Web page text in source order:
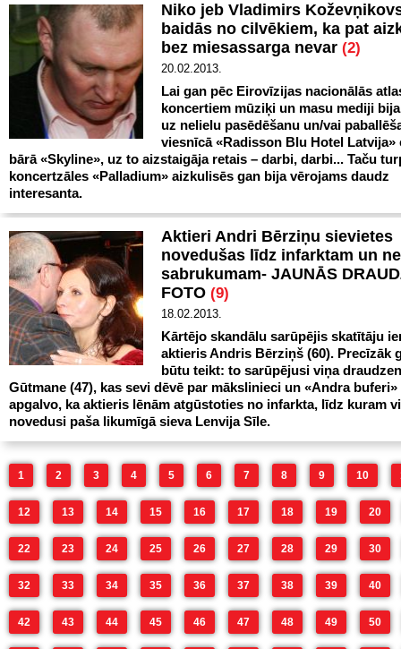
Niko jeb Vladimirs
baidās no cilvēkiem, ka pat
bez miesassarga nevar (2)
20.02.2013.
Lai gan pēc Eirovīzijas nacionālās
koncertiem mūziķi un masu mediji
uz nelielu pasēdēšanu un/vai
viesnīcā «Radisson Blu Hotel Latvija»
bārā «Skyline», uz to aizstaigāja retais – darbi, darbi... Taču
koncertzāles «Palladium» aizkulisēs gan bija vērojams daudz
interesanta.
Aktieri Andri Bērziņu sievietes
novedušas līdz infarktam un
sabrukumam- JAUNĀS
FOTO (9)
18.02.2013.
Kārtējo skandālu sarūpējis skatītāju
aktieris Andris Bērziņš (60). Precīzāk
būtu teikt: to sarūpējusi viņa
Gūtmane (47), kas sevi dēvē par mākslinieci un «Andra buferi»
apgalvo, ka aktieris lēnām atgūstoties no infarkta, līdz kuram
novedusi paša likumīgā sieva Lenvija Sīle.
1 2 3 4 5 6 7 8 9 10
12 13 14 15 16 17 18 19 20
22 23 24 25 26 27 28 29 30
32 33 34 35 36 37 38 39 40
42 43 44 45 46 47 48 49 50